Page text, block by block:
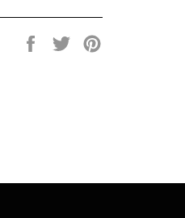
Condividi
Twitta